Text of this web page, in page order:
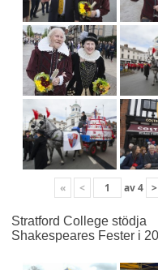
« < av4 >
Stratford College stödja
Shakespeares Fester i